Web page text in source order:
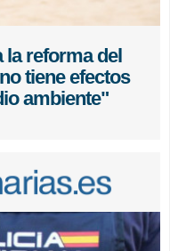
la reforma del
tiene efectos
ambiente"